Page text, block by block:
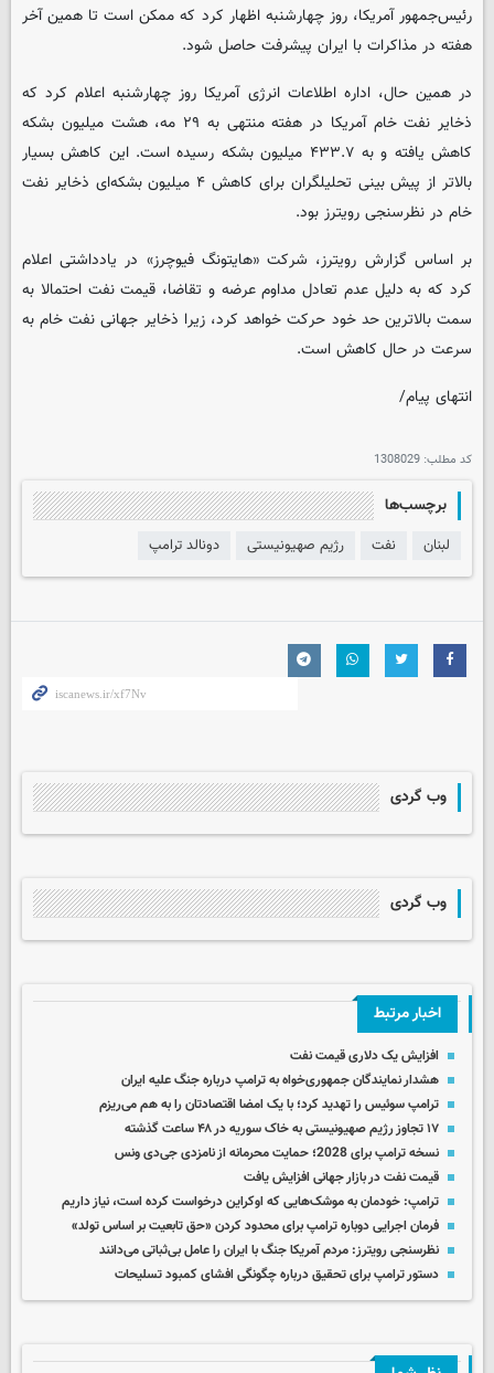
رئیس‌جمهور آمریکا، روز چهارشنبه اظهار کرد که ممکن است تا همین آخر
هفته در مذاکرات با ایران پیشرفت حاصل شود.
در همین حال، اداره اطلاعات انرژی آمریکا روز چهارشنبه اعلام کرد که
ذخایر نفت خام آمریکا در هفته منتهی به ۲۹ مه، هشت میلیون بشکه
کاهش یافته و به ۴۳۳.۷ میلیون بشکه رسیده است. این کاهش بسیار
بالاتر از پیش بینی تحلیلگران برای کاهش ۴ میلیون بشکه‌ای ذخایر نفت
خام در نظرسنجی رویترز بود.
بر اساس گزارش رویترز، شرکت «هایتونگ فیوچرز» در یادداشتی اعلام
کرد که به دلیل عدم تعادل مداوم عرضه و تقاضا، قیمت نفت احتمالا به
سمت بالاترین حد خود حرکت خواهد کرد، زیرا ذخایر جهانی نفت خام به
سرعت در حال کاهش است.
انتهای پیام/
کد مطلب: 1308029
برچسب‌ها
لبنان نفت رژیم صهیونیستی دونالد ترامپ
وب گردی
وب گردی
اخبار مرتبط
افزایش یک دلاری قیمت نفت
هشدار نمایندگان جمهوری‌خواه به ترامپ درباره جنگ علیه ایران
ترامپ سوئیس را تهدید کرد؛ با یک امضا اقتصادتان را به هم می‌ریزم
۱۷ تجاوز رژیم صهیونیستی به خاک سوریه در ۴۸ ساعت گذشته
نسخه ترامپ برای 2028؛ حمایت محرمانه از نامزدی جی‌دی ونس
قیمت نفت در بازار جهانی افزایش یافت
ترامپ: خودمان به موشک‌هایی که اوکراین درخواست کرده است، نیاز داریم
فرمان اجرایی دوباره ترامپ برای محدود کردن «حق تابعیت بر اساس تولد»
نظرسنجی رویترز: مردم آمریکا جنگ با ایران را عامل بی‌ثباتی می‌دانند
دستور ترامپ برای تحقیق درباره چگونگی افشای کمبود تسلیحات